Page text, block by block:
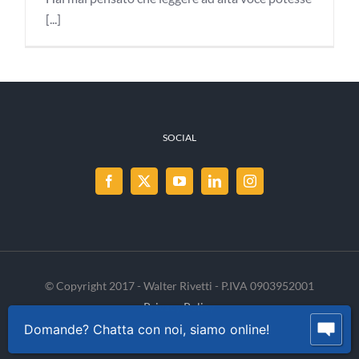
[...]
SOCIAL
© Copyright 2017 - Walter Rivetti - P.IVA 0903952001
Privacy Policy
Cookie Policy
INVENIA
Domande? Chatta con noi, siamo online!